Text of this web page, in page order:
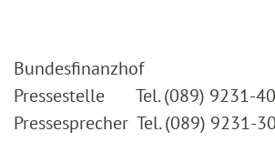
Bundesfinanzhof
Pressestelle Tel. (089) 9231-
Pressesprecher Tel. (089) 9231-